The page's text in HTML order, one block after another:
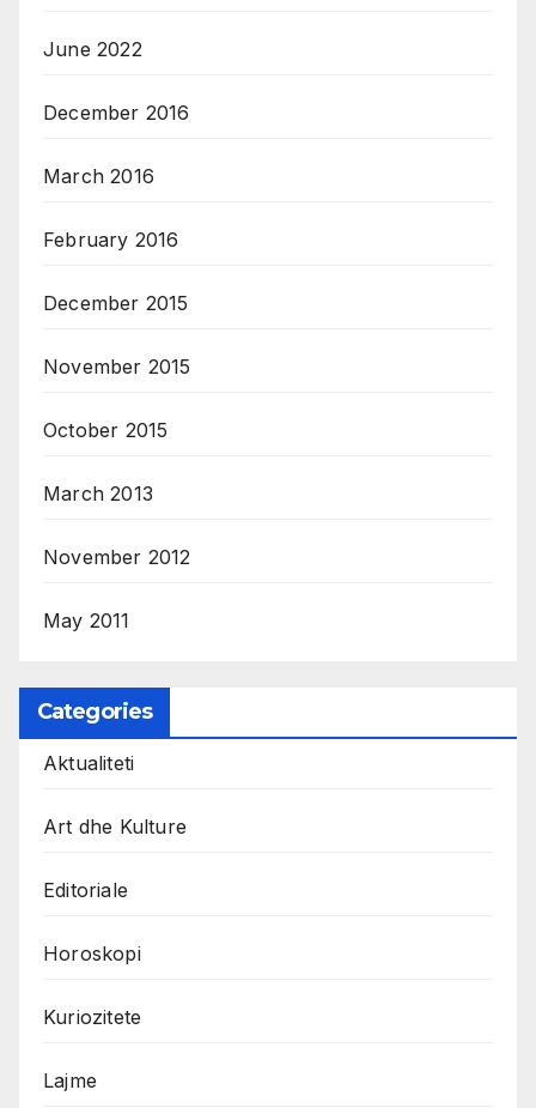
June 2022
December 2016
March 2016
February 2016
December 2015
November 2015
October 2015
March 2013
November 2012
May 2011
Categories
Aktualiteti
Art dhe Kulture
Editoriale
Horoskopi
Kuriozitete
Lajme